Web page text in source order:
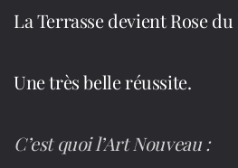
La Terrasse devient Rose
Une très belle réussite.
C’est quoi l’Art Nouveau :